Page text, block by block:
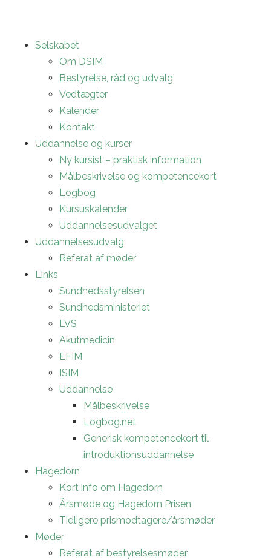
Selskabet
Om DSIM
Bestyrelse, råd og udvalg
Vedtægter
Kalender
Kontakt
Uddannelse og kurser
Ny kursist – praktisk information
Målbeskrivelse og kompetencekort
Logbog
Kursuskalender
Uddannelsesudvalget
Uddannelsesudvalg
Referat af møder
Links
Sundhedsstyrelsen
Sundhedsministeriet
LVS
Akutmedicin
EFIM
ISIM
Uddannelse
Målbeskrivelse
Logbog.net
Generisk kompetencekort til
introduktionsuddannelse
Hagedorn
Kort info om Hagedorn
Årsmøde og Hagedorn Prisen
Tidligere prismodtagere/årsmøder
Møder
Referat af bestyrelsesmøder